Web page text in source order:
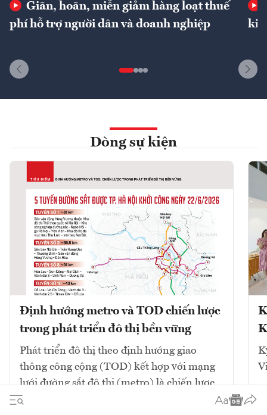
Giãn, hoãn, miễn giảm hàng loạt thuế
phí hỗ trợ người dân và doanh nghiệp
Dòng sự kiện
Định hướng metro và TOD chiến lược
trong phát triển đô thị bền vững
Phát triển đô thị theo định hướng giao
thông công cộng (TOD) kết hợp với mạng
lưới đường sắt đô thị (metro) là chiến lược
cốt lõi để giải quyết ùn tắc và tái cấu trúc